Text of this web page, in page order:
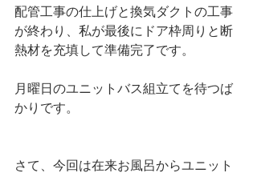
配管工事の仕上げと換気ダクトの工事
が終わり、私が最後にドア枠周りと断
熱材を充填して準備完了です。
月曜日のユニットバス組立てを待つば
かりです。
さて、今回は在来お風呂からユニット